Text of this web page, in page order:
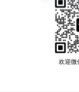
欢迎微